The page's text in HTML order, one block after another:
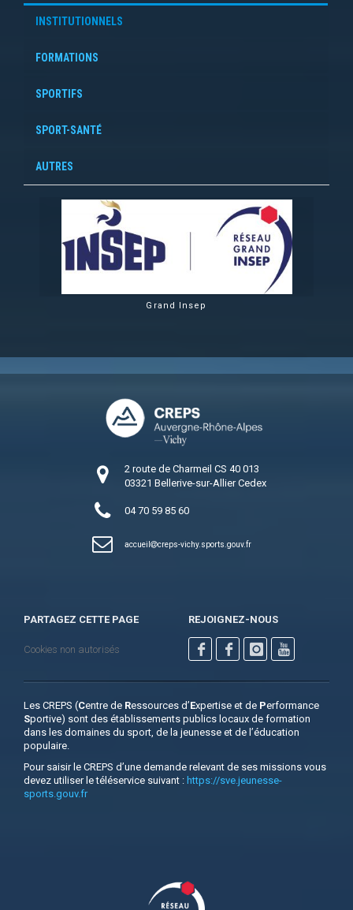
INSTITUTIONNELS
FORMATIONS
SPORTIFS
SPORT-SANTÉ
AUTRES
Grand Insep
2 route de Charmeil CS 40 013
03321 Bellerive-sur-Allier Cedex
04 70 59 85 60
accueil creps-vichy.sports.gouv.fr
PARTAGEZ CETTE PAGE
Cookies non autorisés
REJOIGNEZ-NOUS
Les CREPS (Centre de Ressources d’Expertise et de Performance
Sportive) sont des établissements publics locaux de formation
dans les domaines du sport, de la jeunesse et de l’éducation
populaire.
Pour saisir le CREPS d’une demande relevant de ses missions vous
devez utiliser le téléservice suivant : https://sve.jeunesse-
sports.gouv.fr